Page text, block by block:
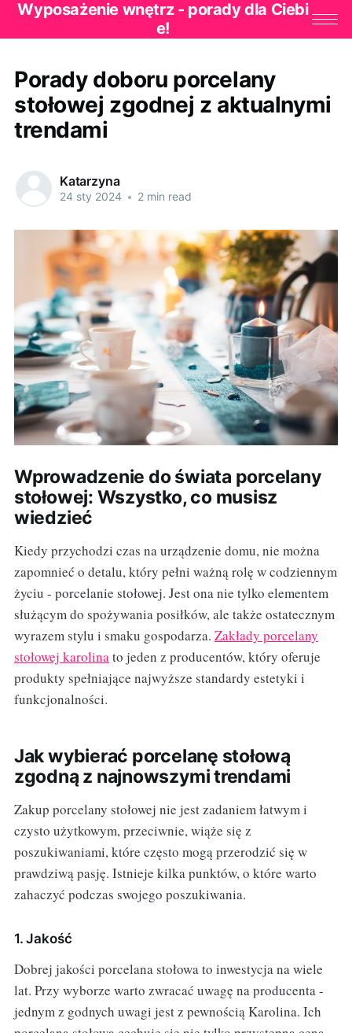
Wyposażenie wnętrz - porady dla Ciebi
e!
Porady doboru porcelany
stołowej zgodnej z aktualnymi
trendami
Katarzyna
24 sty 2024 • 2 min read
Wprowadzenie do świata porcelany
stołowej: Wszystko, co musisz
wiedzieć
Kiedy przychodzi czas na urządzenie domu, nie można
zapomnieć o detalu, który pełni ważną rolę w codziennym
życiu - porcelanie stołowej. Jest ona nie tylko elementem
służącym do spożywania posiłków, ale także ostatecznym
wyrazem stylu i smaku gospodarza. Zakłady porcelany
stołowej karolinato jeden z producentów, który oferuje
produkty spełniające najwyższe standardy estetyki i
funkcjonalności.
Jak wybierać porcelanę stołową
zgodną z najnowszymi trendami
Zakup porcelany stołowej nie jest zadaniem łatwym i
czysto użytkowym, przeciwnie, wiąże się z
poszukiwaniami, które często mogą przerodzić się w
prawdziwą pasję. Istnieje kilka punktów, o które warto
zahaczyć podczas swojego poszukiwania.
1. Jakość
Dobrej jakości porcelana stołowa to inwestycja na wiele
lat. Przy wyborze warto zwracać uwagę na producenta -
jednym z godnych uwagi jest z pewnością Karolina. Ich